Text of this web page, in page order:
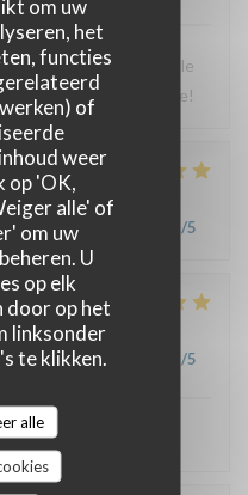
om uw
het
functies
of
weer
op 'OK,
alle' of
om uw
U
op elk
door op het
linksonder
te klikken.
alle
y mange très bien et le
le service irréprochable!
:5/5 Kwaliteit / Prijs /5
: 5/5 Kwaliteit / Prijs /5